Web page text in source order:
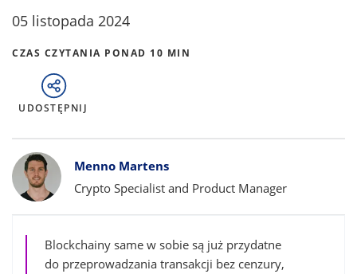
05 listopada 2024
CZAS CZYTANIA PONAD 10 MIN
UDOSTĘPNIJ
Bylines
Menno Martens
Crypto Specialist and Product Manager
Blockchainy same w sobie są już przydatne
do przeprowadzania transakcji bez cenzury,